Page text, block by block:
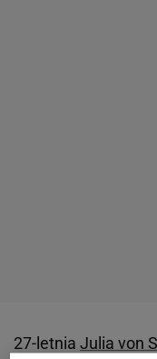
27-letnia Julia von